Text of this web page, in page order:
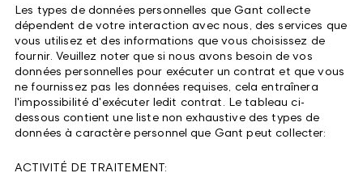
Les types de données personnelles que Gant collecte
dépendent de votre interaction avec nous, des services que
vous utilisez et des informations que vous choisissez de
fournir. Veuillez noter que si nous avons besoin de vos
données personnelles pour exécuter un contrat et que vous
ne fournissez pas les données requises, cela entraînera
l'impossibilité d'exécuter ledit contrat. Le tableau ci-
dessous contient une liste non exhaustive des types de
données à caractère personnel que Gant peut collecter:
ACTIVITÉ DE TRAITEMENT: